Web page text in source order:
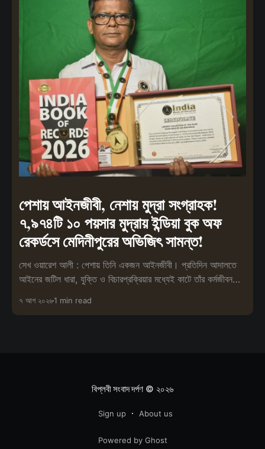
পেশায় আইনজীবী, নেশায় মুদ্রা সংগ্রাহক!
৭,৯৭৪টি ১০ পয়সার মুদ্রায় ইন্ডিয়া বুক অফ
রেকর্ডসে মেদিনীপুরের অভিজিৎ সামন্ত!
সেখ ওয়ারেশ আলী : পেশায় তিনি একজন আইনজীবী। প্রতিদিন আদালতে
আইনের জটিল ধারা, যুক্তি ও বিচারপ্রক্রিয়ার মধ্যেই কাটে তাঁর কর্মজীবন।
৭ আগ ২০২৬1 min read
বিপ্লবী সংবাদ দর্পণ© ২০২৬
Sign up About us
Powered by Ghost